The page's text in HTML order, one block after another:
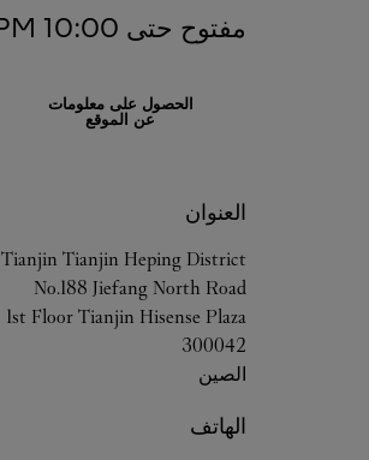
مفتوح حتى 10:00 PM
الحصول على معلومات
عن الموقع
العنوان
Tianjin Tianjin Heping District
No.188 Jiefang North Road
1st Floor Tianjin Hisense Plaza
300042
الصين
الهاتف